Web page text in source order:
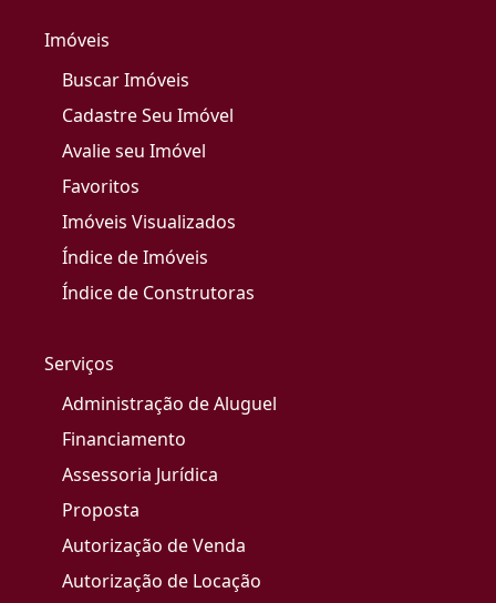
Imóveis
Buscar Imóveis
Cadastre Seu Imóvel
Avalie seu Imóvel
Favoritos
Imóveis Visualizados
Índice de Imóveis
Índice de Construtoras
Serviços
Administração de Aluguel
Financiamento
Assessoria Jurídica
Proposta
Autorização de Venda
Autorização de Locação